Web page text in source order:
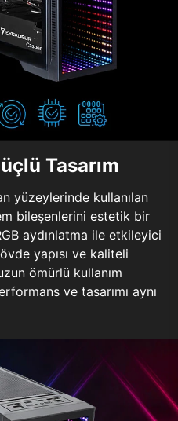
Tasarım
yüzeylerinde kullanılan
bileşenlerini estetik bir
aydınlatma ile etkileyici
yapısı ve kaliteli
ömürlü kullanım
ve tasarımı aynı